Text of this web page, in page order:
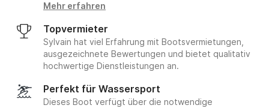
Mehr erfahren
Topvermieter
Sylvain hat viel Erfahrung mit Bootsvermietungen,
ausgezeichnete Bewertungen und bietet qualitativ
hochwertige Dienstleistungen an.
Perfekt für Wassersport
Dieses Boot verfügt über die notwendige